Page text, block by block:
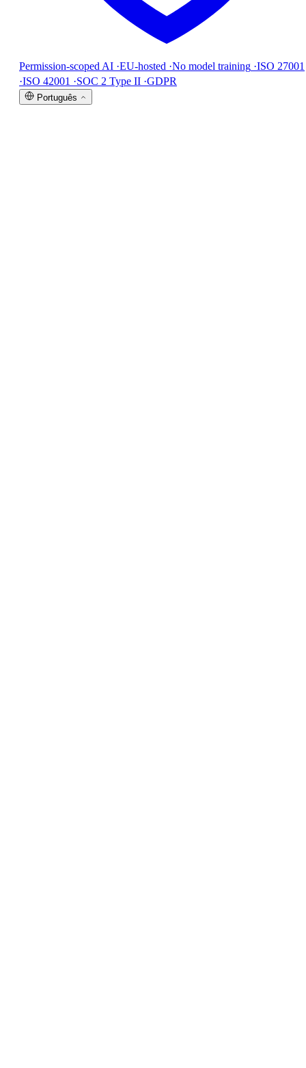
Permission-scoped AI ·EU-hosted ·No model training ·ISO 27001
·ISO 42001 ·SOC 2 Type II ·GDPR
Português